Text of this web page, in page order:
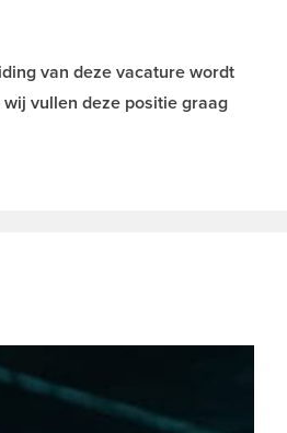
van deze vacature wordt
vullen deze positie graag